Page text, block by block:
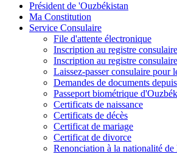
Président de 'Ouzbékistan
Ma Constitution
Service Consulaire
File d'attente électronique
Inscription au registre
Inscription au registre
Laissez-passer consulaire pour
Demandes de documents
Passeport biométrique
Certificats de naissance
Certificats de décès
Certificat de mariage
Certificat de divorce
Renonciation à la nationalité